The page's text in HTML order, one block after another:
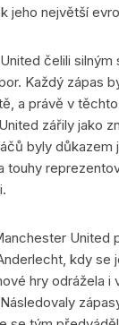
jeho největší
čelili
Každý zápas
a právě v
zářily jako
byly důkazem
touhy
United
kdy se
hry odrážela i